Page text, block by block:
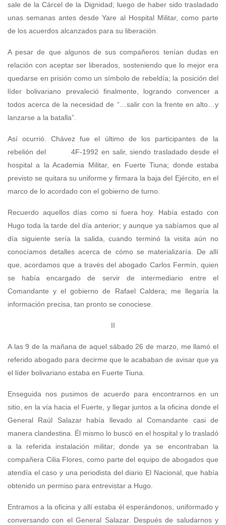
sale de la Cárcel de la Dignidad; luego de haber sido trasladado
unas semanas antes desde Yare al Hospital Militar, como parte
de los acuerdos alcanzados para su liberación.
A pesar de que algunos de sus compañeros tenían dudas en
relación con aceptar ser liberados, sosteniendo que lo mejor era
quedarse en prisión como un símbolo de rebeldía; la posición del
líder bolivariano prevaleció finalmente, logrando convencer a
todos acerca de la necesidad de “…salir con la frente en alto…y
lanzarse a la batalla”.
Así ocurrió. Chávez fue el último de los participantes de la
rebelión del 4F-1992 en salir, siendo trasladado desde el
hospital a la Academia Militar, en Fuerte Tiuna; donde estaba
previsto se quitara su uniforme y firmara la baja del Ejército, en el
marco de lo acordado con el gobierno de turno.
Recuerdo aquellos días como si fuera hoy. Había estado con
Hugo toda la tarde del día anterior; y aunque ya sabíamos que al
día siguiente sería la salida, cuando terminó la visita aún no
conocíamos detalles acerca de cómo se materializaría. De allí
que, acordamos que a través del abogado Carlos Fermín, quien
se había encargado de servir de intermediario entre el
Comandante y el gobierno de Rafael Caldera; me llegaría la
información precisa, tan pronto se conociese.
II
A las 9 de la mañana de aquel sábado 26 de marzo, me llamó el
referido abogado para decirme que le acababan de avisar que ya
el líder bolivariano estaba en Fuerte Tiuna.
Enseguida nos pusimos de acuerdo para encontrarnos en un
sitio, en la vía hacia el Fuerte, y llegar juntos a la oficina donde el
General Raúl Salazar había llevado al Comandante casi de
manera clandestina. Él mismo lo buscó en el hospital y lo trasladó
a la referida instalación militar; donde ya se encontraban la
compañera Cilia Flores, como parte del equipo de abogados que
atendía el caso y una periodista del diario El Nacional, que había
obtenido un permiso para entrevistar a Hugo.
Entramos a la oficina y allí estaba él esperándonos, uniformado y
conversando con el General Salazar. Después de saludarnos y